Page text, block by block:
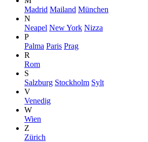
Madrid Mailand München
N
Neapel New York Nizza
P
Palma Paris Prag
R
Rom
S
Salzburg Stockholm Sylt
V
Venedig
W
Wien
Z
Zürich